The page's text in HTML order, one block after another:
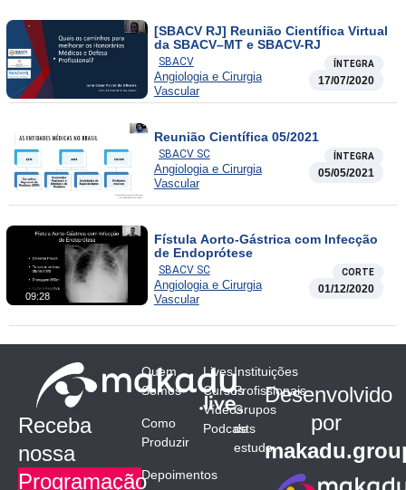
[SBACV RJ] Reunião Científica Virtual
da SBACV–MT e SBACV-RJ
SBACV ÍNTEGRA
Angiologia e Cirurgia
Vascular
17/07/2020
Reunião Científica 05/2021
SBACV SC ÍNTEGRA
Angiologia e Cirurgia
Vascular
05/05/2021
09:28
Fístula Aorto-Gástrica com Infecção
de Endoprótese
SBACV SC CORTE
Angiologia e Cirurgia
Vascular
01/12/2020
Receba
nossa
Programação
Quem
Somos
Como
Produzir
Depoimentos
Lives
Cursos
Vídeos
Podcasts
Instituições
Profissionais
Grupos
de
estudo
Desenvolvido
por